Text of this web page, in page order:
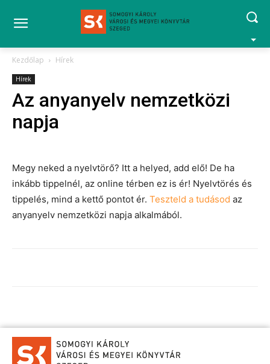
Kezdőlap Hírek
Hírek
Az anyanyelv nemzetközi
napja
Megy neked a nyelvtörő? Itt a helyed, add elő! De ha
inkább tippelnél, az online térben ez is ér! Nyelvtörés és
tippelés, mind a kettő pontot ér. Teszteld a tudásod az
anyanyelv nemzetközi napja alkalmából.